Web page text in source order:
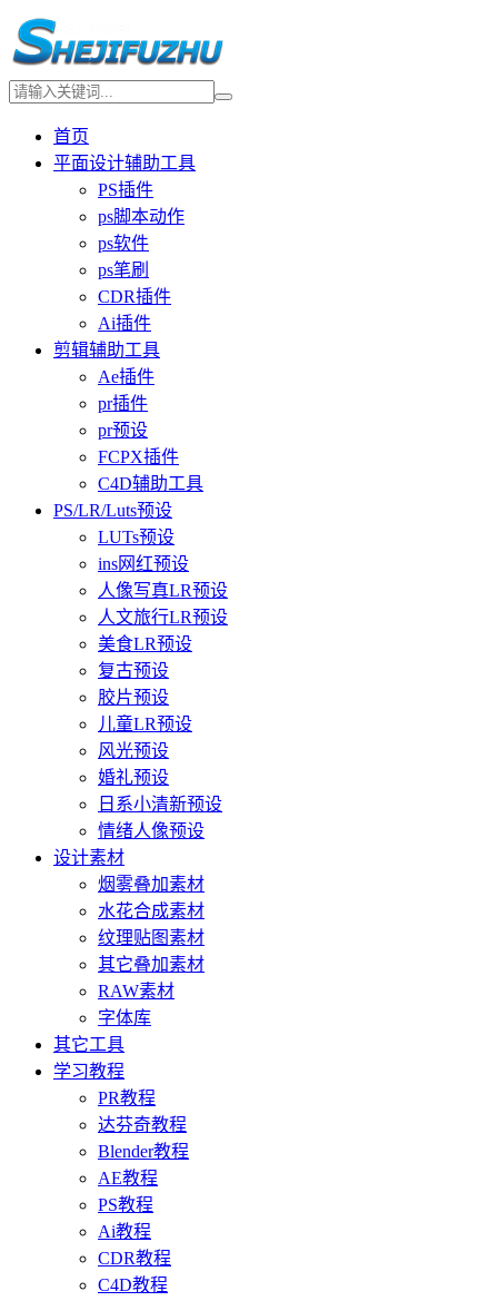
首页
平面设计辅助工具
PS插件
ps脚本动作
ps软件
ps笔刷
CDR插件
Ai插件
剪辑辅助工具
Ae插件
pr插件
pr预设
FCPX插件
C4D辅助工具
PS/LR/Luts预设
LUTs预设
ins网红预设
人像写真LR预设
人文旅行LR预设
美食LR预设
复古预设
胶片预设
儿童LR预设
风光预设
婚礼预设
日系小清新预设
情绪人像预设
设计素材
烟雾叠加素材
水花合成素材
纹理贴图素材
其它叠加素材
RAW素材
字体库
其它工具
学习教程
PR教程
达芬奇教程
Blender教程
AE教程
PS教程
Ai教程
CDR教程
C4D教程